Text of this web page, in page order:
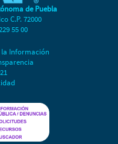
de Puebla
C.P. 72000
55 00
la Información